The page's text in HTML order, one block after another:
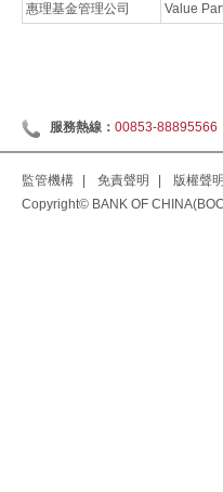
惠理基金管理公司 Value
服務熱線： 00853-88895566
監管機構 免責聲明 版權聲明
Copyright© BANK OF